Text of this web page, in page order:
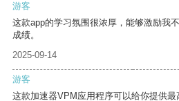
游客
这款app的学习氛围很浓厚，能够激励我
成绩。
2025-09-14
游客
这款加速器VPM应用程序可以给你提供